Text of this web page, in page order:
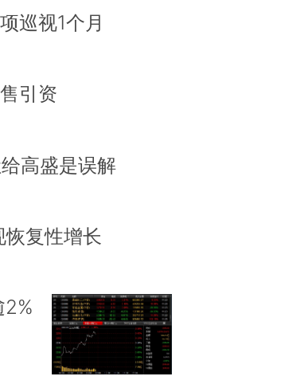
巡视1个月
引资
高盛是误解
复性增长